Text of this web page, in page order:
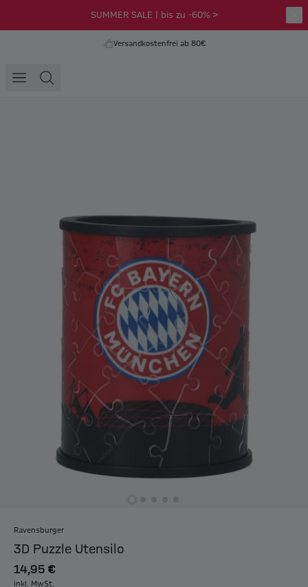
SUMMER SALE | bis zu -60% >
Versandkostenfrei ab 80€
Ravensburger
3D Puzzle Utensilo
14,95 €
inkl. MwSt.